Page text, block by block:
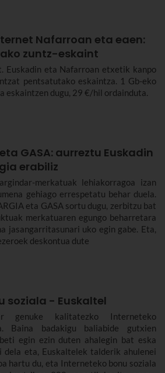
Nafarroan eta eaen:
zuntz-eskaint
Euskadin eta Nafarroan etxetik kanpo
pentsatutako eskaintza. 1 Gb-eko
eskaintzen dugu, 29 €/hil ordainduta.
GASA: aurreztu Euskadin
erabiliz
merkatuak lehiakorragoa izan
gehiago errespetatu behar duela.
eta GASA sortu dugu, zerbitzu bat
merkatuaren egungo beharretara
jasangarritasunari uko egin gabe. Eta,
deskontua dute
soziala - Euskaltel
genuke kalitatezko Interneteko
Baina badakigu baliabide gutxien
egin ezin duten ahalegin bat eska
dela eta, Euskaltelek talderik ahulenei
hartu du, eta Interneteko bonu soziala